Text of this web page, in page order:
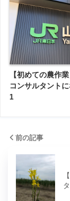
【初めての農作
コンサルタント
1
前の記事